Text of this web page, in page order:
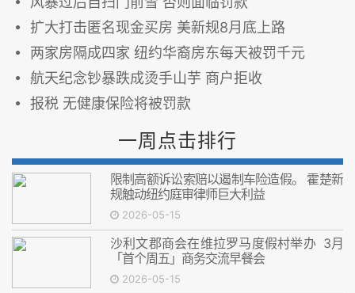
扩大打击匿名现金买房 美新规8月底上路
两家房隔成四家 纽约华裔房东每天被罚千元
航天纪念钞暴跌成烫手山芋 商户拒收
报税 无健康保险将被罚款
一周点击排行
限制高额诉讼索赔以遏制车险造假。 霍楚新
规触动纽约庭审律师巨大利益
2026-05-15
沙利文郡商会在维拉罗马度假村举办 3月
「首个周五」商务交流早餐会
2026-05-15